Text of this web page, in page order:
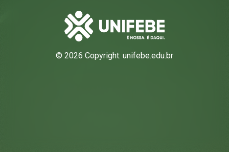
© 2026 Copyright: unifebe.edu.br